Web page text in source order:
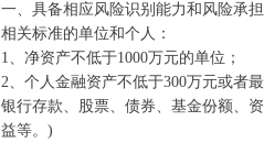
一、具备相应风险识别能力和风险承
相关标准的单位和个人：
1、净资产不低于1000万元的单位；
2、个人金融资产不低于300万元或者
银行存款、股票、债券、基金份额、
益等。)
尊敬的投资者：
尚雅-新三板新兴产业投资基金已